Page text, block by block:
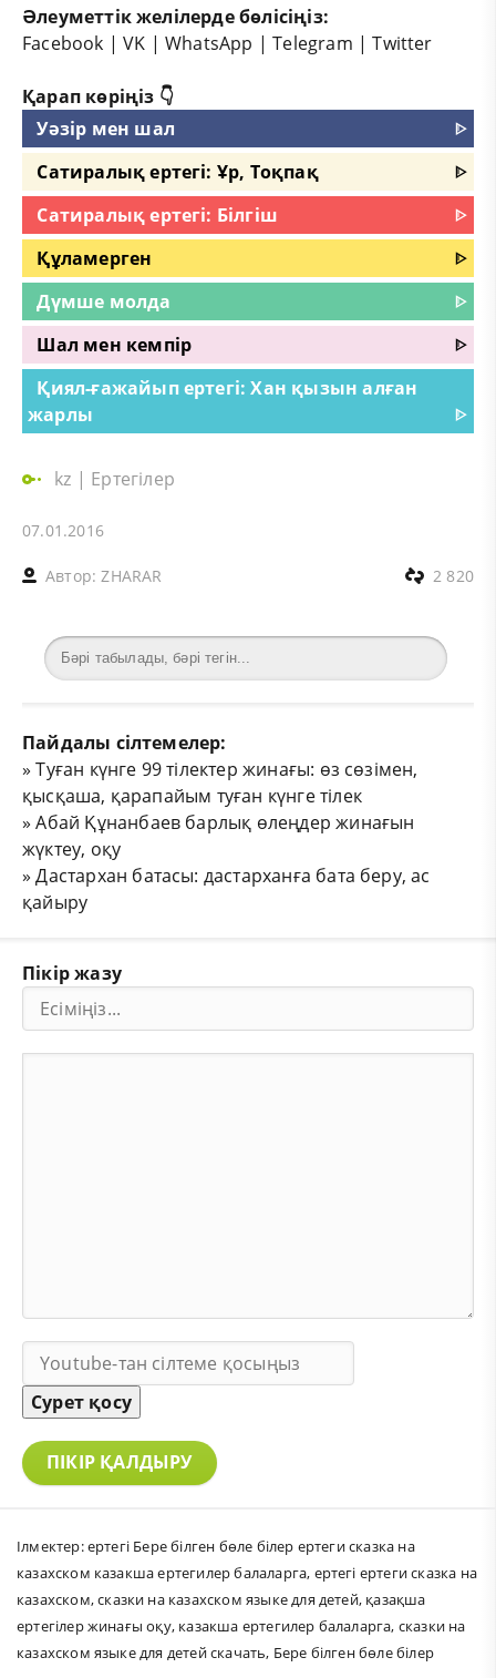
Әлеуметтік желілерде бөлісіңіз:
Facebook |VK |WhatsApp |Telegram |Twitter
Қарап көріңіз 👇
Уәзір мен шал
ᐈ
Сатиралық ертегі: Ұр, Тоқпақ
ᐈ
Сатиралық ертегі: Білгіш
ᐈ
Құламерген
ᐈ
Дүмше молда
ᐈ
Шал мен кемпір
ᐈ
Қиял-ғажайып ертегі: Хан қызын алған
жарлы
ᐈ
kz | Ертегілер
07.01.2016
Автор:ZHARAR 2 820
Пайдалы сілтемелер:
»Туған күнге 99 тілектер жинағы: өз сөзімен,
қысқаша, қарапайым туған күнге тілек
»Абай Құнанбаев барлық өлеңдер жинағын
жүктеу, оқу
»Дастархан батасы: дастарханға бата беру, ас
қайыру
Пікір жазу
Сурет қосу
ПІКІР ҚАЛДЫРУ
Ілмектер:ертегі Бере білген бөле білер ертеги сказка на
казахском казакша ертегилер балаларга, ертегі ертеги сказка на
казахском,сказки на казахском языке для детей, қазақша
ертегілер жинағы оқу, казакша ертегилер балаларга, сказки на
казахском языке для детей скачать, Бере білген бөле білер